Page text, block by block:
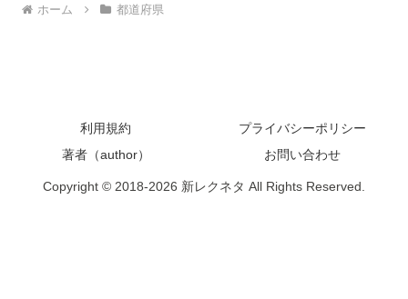
ホーム 都道府県
利用規約
プライバシーポリシー
著者（author）
お問い合わせ
Copyright © 2018-2026 新レクネタ All Rights Reserved.